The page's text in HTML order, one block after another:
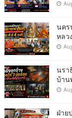
นคร
หลว
นรา
บ้าน
ฝ่าย